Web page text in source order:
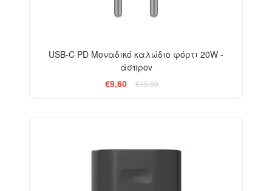
USB-C PD Μοναδικό καλώδιο φόρτι 20W -
άσπροv
€9,60
€15,60